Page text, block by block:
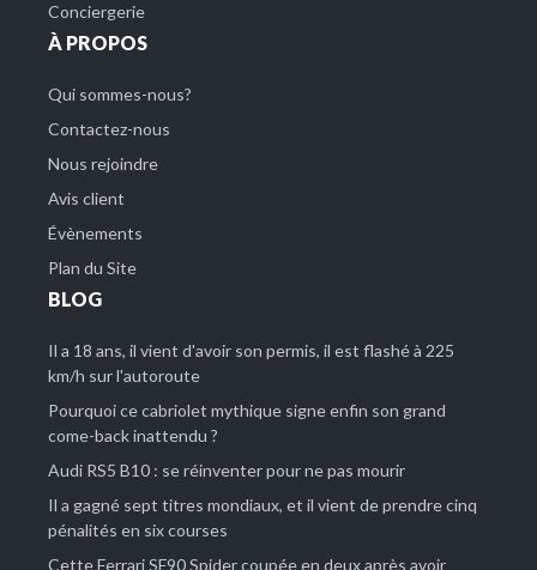
Conciergerie
À PROPOS
Qui sommes-nous?
Contactez-nous
Nous rejoindre
Avis client
Évènements
Plan du Site
BLOG
Il a 18 ans, il vient d'avoir son permis, il est flashé à 225
km/h sur l'autoroute
Pourquoi ce cabriolet mythique signe enfin son grand
come-back inattendu ?
Audi RS5 B10 : se réinventer pour ne pas mourir
Il a gagné sept titres mondiaux, et il vient de prendre cinq
pénalités en six courses
Cette Ferrari SF90 Spider coupée en deux après avoir